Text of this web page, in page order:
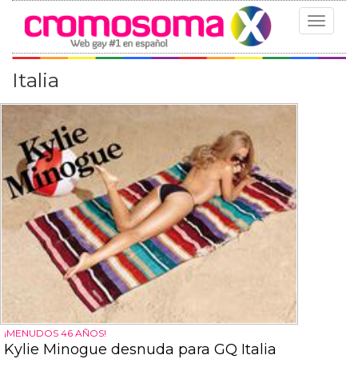
Toggle
Italia
¡MENUDOS 46 AÑOS!
Kylie Minogue desnuda para GQ Italia